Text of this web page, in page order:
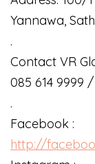
Yannawa,
.
Contact VR
085 614 9999
.
Facebook :
http://